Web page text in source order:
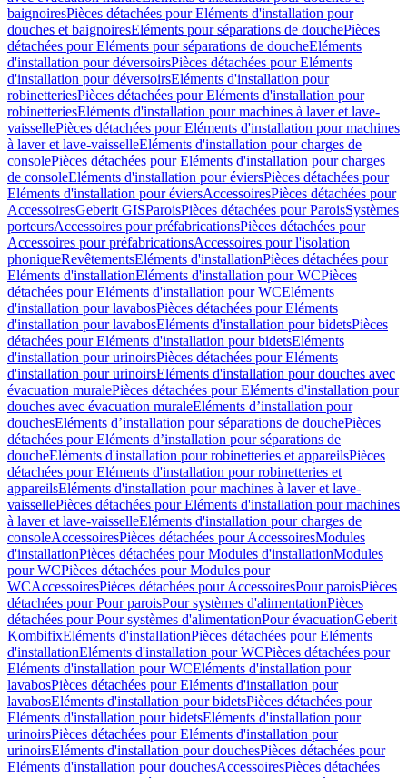
baignoiresPièces détachées pour Eléments d'installation pour
douches et baignoiresEléments pour séparations de douchePièces
détachées pour Eléments pour séparations de doucheEléments
d'installation pour déversoirsPièces détachées pour Eléments
d'installation pour déversoirsEléments d'installation pour
robinetteriesPièces détachées pour Eléments d'installation pour
robinetteriesEléments d'installation pour machines à laver et lave-
vaissellePièces détachées pour Eléments d'installation pour machines
à laver et lave-vaisselleEléments d'installation pour charges de
consolePièces détachées pour Eléments d'installation pour charges
de consoleEléments d'installation pour éviersPièces détachées pour
Eléments d'installation pour éviersAccessoiresPièces détachées pour
AccessoiresGeberit GISParoisPièces détachées pour ParoisSystèmes
porteursAccessoires pour préfabricationsPièces détachées pour
Accessoires pour préfabricationsAccessoires pour l'isolation
phoniqueRevêtementsEléments d'installationPièces détachées pour
Eléments d'installationEléments d'installation pour WCPièces
détachées pour Eléments d'installation pour WCEléments
d'installation pour lavabosPièces détachées pour Eléments
d'installation pour lavabosEléments d'installation pour bidetsPièces
détachées pour Eléments d'installation pour bidetsEléments
d'installation pour urinoirsPièces détachées pour Eléments
d'installation pour urinoirsEléments d'installation pour douches avec
évacuation muralePièces détachées pour Eléments d'installation pour
douches avec évacuation muraleEléments d’installation pour
douchesEléments d’installation pour séparations de douchePièces
détachées pour Eléments d’installation pour séparations de
doucheEléments d'installation pour robinetteries et appareilsPièces
détachées pour Eléments d'installation pour robinetteries et
appareilsEléments d'installation pour machines à laver et lave-
vaissellePièces détachées pour Eléments d'installation pour machines
à laver et lave-vaisselleEléments d'installation pour charges de
consoleAccessoiresPièces détachées pour AccessoiresModules
d'installationPièces détachées pour Modules d'installationModules
pour WCPièces détachées pour Modules pour
WCAccessoiresPièces détachées pour AccessoiresPour paroisPièces
détachées pour Pour paroisPour systèmes d'alimentationPièces
détachées pour Pour systèmes d'alimentationPour évacuationGeberit
KombifixEléments d'installationPièces détachées pour Eléments
d'installationEléments d'installation pour WCPièces détachées pour
Eléments d'installation pour WCEléments d'installation pour
lavabosPièces détachées pour Eléments d'installation pour
lavabosEléments d'installation pour bidetsPièces détachées pour
Eléments d'installation pour bidetsEléments d'installation pour
urinoirsPièces détachées pour Eléments d'installation pour
urinoirsEléments d'installation pour douchesPièces détachées pour
Eléments d'installation pour douchesAccessoiresPièces détachées